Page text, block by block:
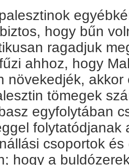
hogy bűn
ragadjuk
ahhoz, hogy
növekedjék,
tömegek
egyfolytában
folytatódjanak
csoportok
hogy a